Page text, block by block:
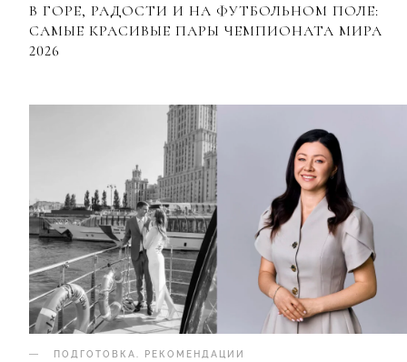
В ГОРЕ, РАДОСТИ И НА ФУТБОЛЬНОМ ПОЛЕ:
САМЫЕ КРАСИВЫЕ ПАРЫ ЧЕМПИОНАТА МИРА
2026
ПОДГОТОВКА. РЕКОМЕНДАЦИИ